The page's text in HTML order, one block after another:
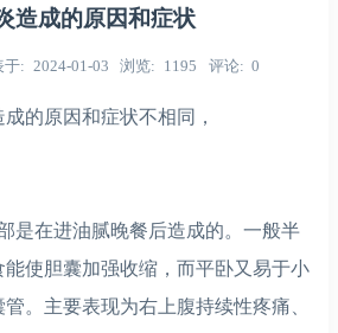
造成的原因和症状
于 2024-01-03 浏览 1195 评论 0
的原因和症状不相同，
是在进油腻晚餐后造成的。一般半
使胆囊加强收缩，而平卧又易于小
。主要表现为右上腹持续性疼痛、